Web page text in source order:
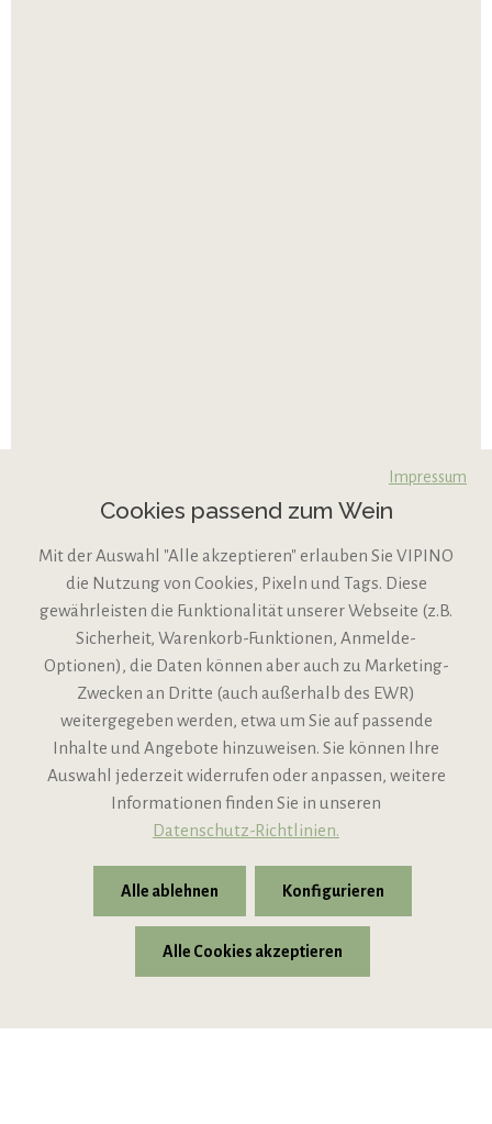
VIPINO Service
Informationen
Support
* Alle Preise inkl. gesetzl. Mehrwertsteuer zzgl.Versandkosten
Impressum
Cookies passend zum Wein
Mit der Auswahl "Alle akzeptieren" erlauben Sie VIPINO
die Nutzung von Cookies, Pixeln und Tags. Diese
gewährleisten die Funktionalität unserer Webseite (z.B.
Sicherheit, Warenkorb-Funktionen, Anmelde-
Optionen), die Daten können aber auch zu Marketing-
Zwecken an Dritte (auch außerhalb des EWR)
weitergegeben werden, etwa um Sie auf passende
Inhalte und Angebote hinzuweisen. Sie können Ihre
Auswahl jederzeit widerrufen oder anpassen, weitere
Informationen finden Sie in unseren
Datenschutz-Richtlinien.
Alle ablehnen Konfigurieren
Alle Cookies akzeptieren